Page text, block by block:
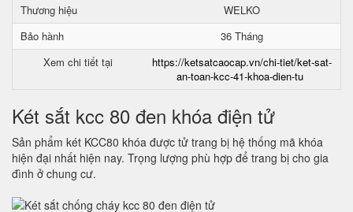
Thương hiệu
WELKO
Bảo hành
36 Tháng
Xem chi tiết tại
https://ketsatcaocap.vn/chi-tiet/ket-sat-
an-toan-kcc-41-khoa-dien-tu
Két sắt kcc 80 đen khóa điện tử
Sản phẩm két KCC80 khóa được tử trang bị hệ thống mã khóa
hiện đại nhất hiện nay. Trọng lượng phù hợp để trang bị cho gia
đình ở chung cư.